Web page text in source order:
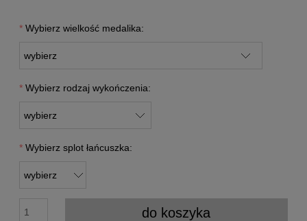
* Wybierz wielkość medalika:
* Wybierz rodzaj wykończenia:
* Wybierz splot łańcuszka:
do koszyka